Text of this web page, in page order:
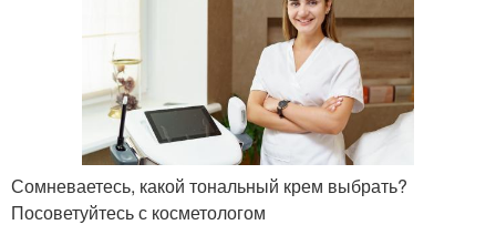
Сомневаетесь, какой тональный крем выбрать?
Посоветуйтесь с косметологом